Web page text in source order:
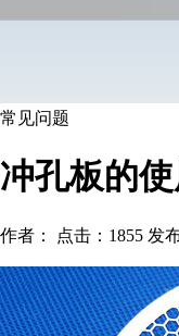
常见问题
冲孔板的
作者： 点击：1855 发